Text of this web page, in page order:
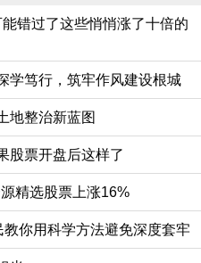
错过了这些悄悄涨了十倍的
学笃行，筑牢作风建设根城
地整治新蓝图
股票开盘后这样了
精选股票上涨16%
教你用科学方法避免深度套牢